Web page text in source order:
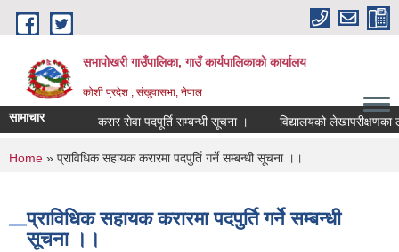
Skip to main content
सभापोखरी गाउँपालिका, गाउँ कार्यपालिकाको कार्यालय
कोशी प्रदेश , संखुवासभा, नेपाल
सामाचार करार सेवा पदपूर्ति सम्बन्धी सूचना ।
You are here
Home » प्राविधिक सहायक करारमा पदपुर्ति गर्ने सम्बन्धी सूचना ।।
प्राविधिक सहायक करारमा पदपुर्ति गर्ने सम्बन्धी
सूचना ।।